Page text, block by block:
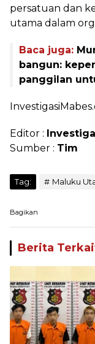
persatuan dan
utama dalam
Baca juga:
bangun:
panggilan
Editor :
Sumber : Tim
Tag: Maluku
Bagikan
Berita